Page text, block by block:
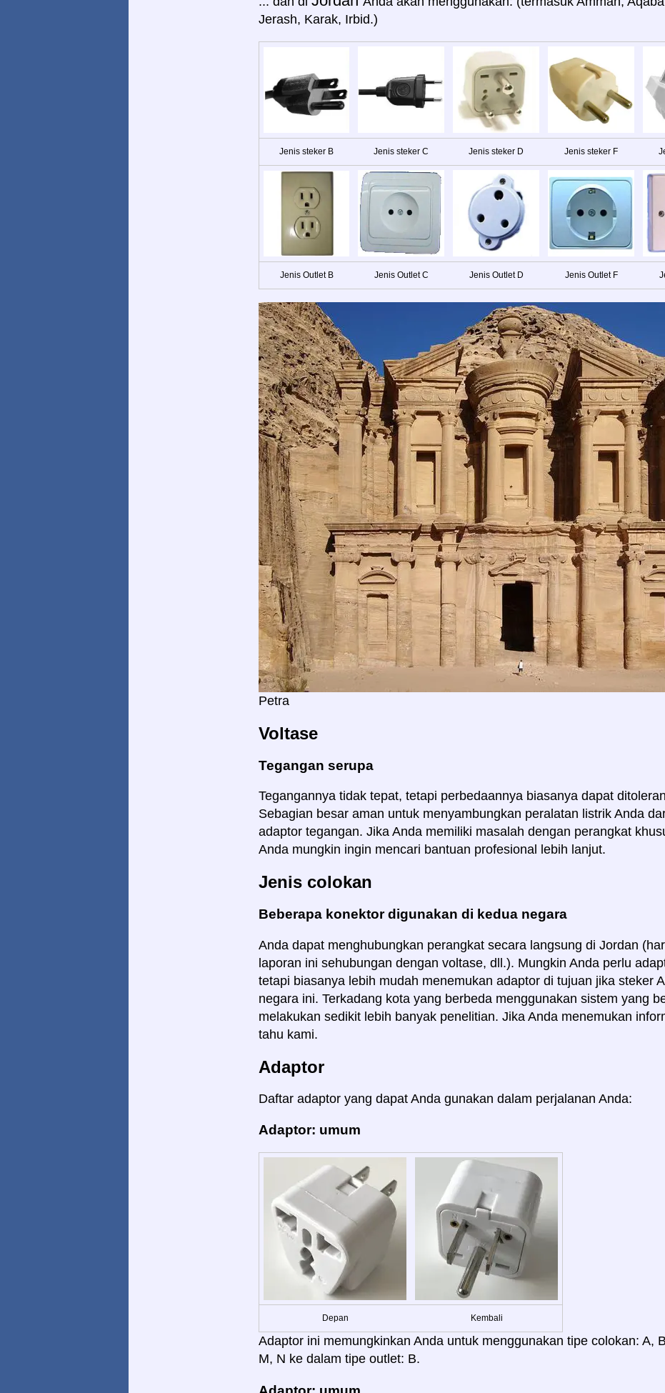
Jerash, Karak, Irbid.)
Jenis steker B Jenis steker C Jenis steker D Jenis steker F
Jenis Outlet B Jenis Outlet C Jenis Outlet D Jenis Outlet F
Petra
Voltase
Tegangan serupa
Tegangannya tidak tepat, tetapi perbedaannya biasanya dapat
Sebagian besar aman untuk menyambungkan peralatan listrik Anda
adaptor tegangan. Jika Anda memiliki masalah dengan perangkat
Anda mungkin ingin mencari bantuan profesional lebih lanjut.
Jenis colokan
Beberapa konektor digunakan di kedua negara
Anda dapat menghubungkan perangkat secara langsung di Jordan
laporan ini sehubungan dengan voltase, dll.). Mungkin Anda perlu
tetapi biasanya lebih mudah menemukan adaptor di tujuan jika steker
negara ini. Terkadang kota yang berbeda menggunakan sistem yang
melakukan sedikit lebih banyak penelitian. Jika Anda menemukan
tahu kami.
Adaptor
Daftar adaptor yang dapat Anda gunakan dalam perjalanan Anda:
Adaptor: umum
Depan Kembali
Adaptor ini memungkinkan Anda untuk menggunakan tipe colokan: A,
M, N ke dalam tipe outlet: B.